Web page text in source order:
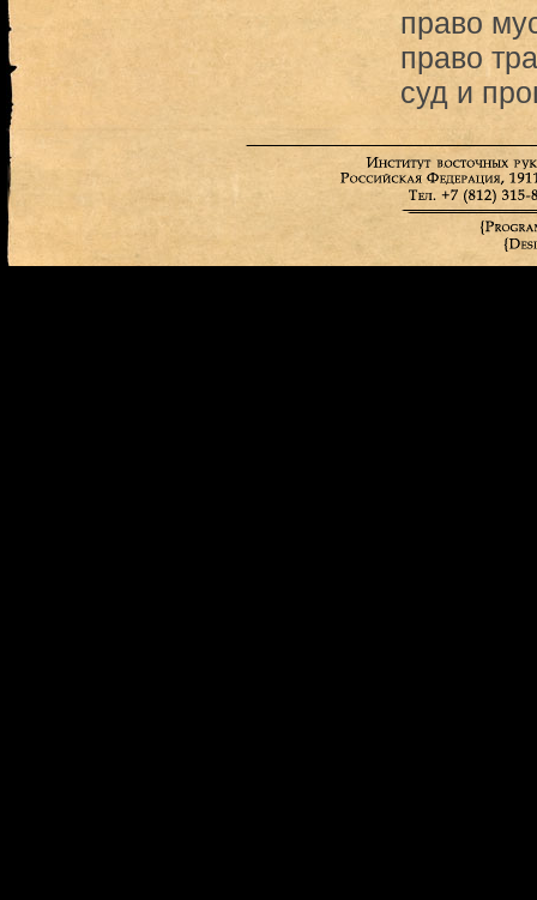
право
право
суд и